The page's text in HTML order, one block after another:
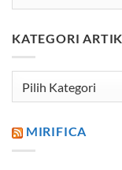
KATEGORI
MIRIFICA